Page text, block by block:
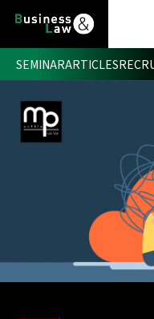
セミナー ・ 記事
SEMINARARTICLES